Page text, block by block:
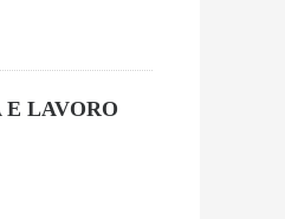
E LAVORO